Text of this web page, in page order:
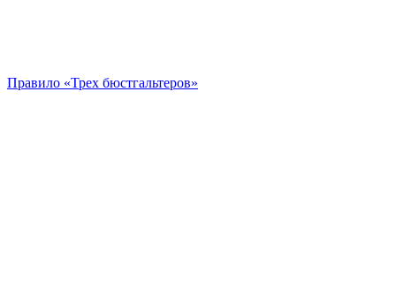
Правило «Трех бюстгальтеров»